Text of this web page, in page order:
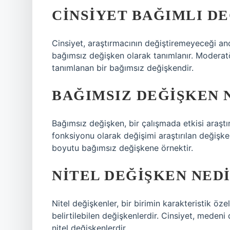
CINSIYET BAĞIMLI
Cinsiyet, araştırmacının değiştiremeyeceği
bağımsız değişken olarak tanımlanır.
tanımlanan bir bağımsız değişkendir.
BAĞIMSIZ DEĞIŞKEN
Bağımsız değişken, bir çalışmada etkisi
fonksiyonu olarak değişimi araştırılan
boyutu bağımsız değişkene örnektir.
NITEL DEĞIŞKEN
Nitel değişkenler, bir birimin karakteristik
belirtilebilen değişkenlerdir. Cinsiyet,
nitel değişkenlerdir.